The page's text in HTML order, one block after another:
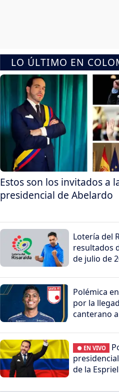
LO ÚLTIMO EN
Estos son los invitados a
presidencial de Abelardo
Lotería del
resultados
de julio de
Polémica
por la
canterano
● EN VIVO
de la